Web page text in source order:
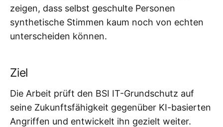
zeigen, dass selbst geschulte Personen
synthetische Stimmen kaum noch von echten
unterscheiden können.
Ziel
Die Arbeit prüft den BSI IT-Grundschutz auf
seine Zukunftsfähigkeit gegenüber KI-basierten
Angriffen und entwickelt ihn gezielt weiter.